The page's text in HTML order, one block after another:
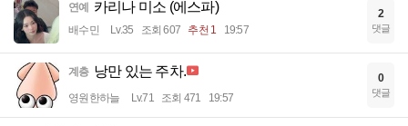
연예 카리나 미소 (에스파)
배수민 Lv.35 조회 607 추천 1 19:57
2
댓글
계층 낭만 있는 주차.
영원한하늘 Lv.71 조회 471 19:57
0
댓글